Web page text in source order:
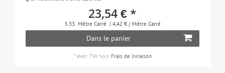
23,54 € *
5.33 Mètre Carré | 4,42 € / Mètre Carré
Dans le panier
*avec TVAhors Frais de livraison